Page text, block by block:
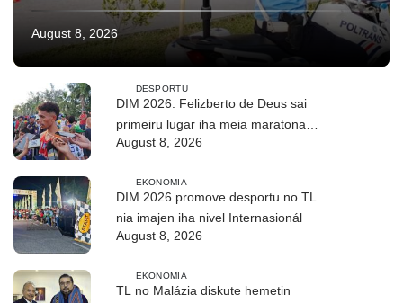
August 8, 2026
DESPORTU
DIM 2026: Felizberto de Deus sai
primeiru lugar iha meia maratona
kilómetru 21
August 8, 2026
EKONOMIA
DIM 2026 promove desportu no TL
nia imajen iha nivel Internasionál
August 8, 2026
EKONOMIA
TL no Malázia diskute hemetin